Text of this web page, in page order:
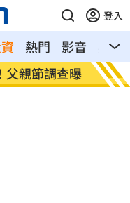
登入
熱門 影音
熱搜
底氣拒降價 掃把